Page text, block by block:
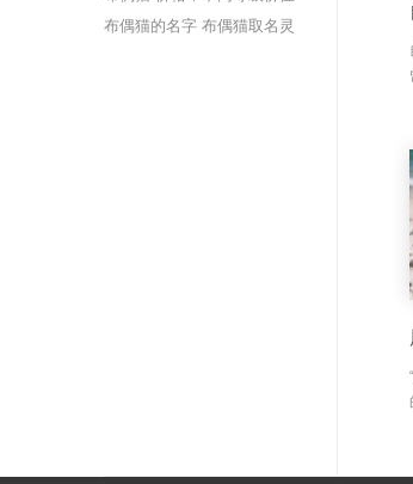
布偶猫的名字 布偶猫取名灵